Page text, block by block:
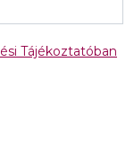
Tájékoztatóban